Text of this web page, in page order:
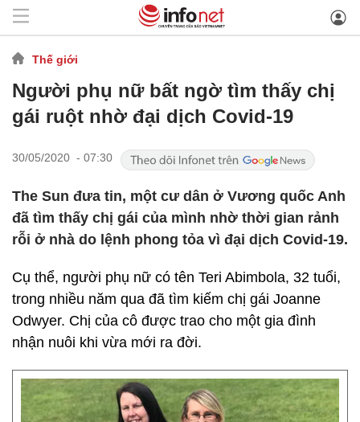
Thế giới
Người phụ nữ bất ngờ tìm thấy chị
gái ruột nhờ đại dịch Covid-19
30/05/2020 - 07:30
The Sun đưa tin, một cư dân ở Vương quốc Anh
đã tìm thấy chị gái của mình nhờ thời gian rảnh
rỗi ở nhà do lệnh phong tỏa vì đại dịch Covid-19.
Cụ thể, người phụ nữ có tên Teri Abimbola, 32 tuổi,
trong nhiều năm qua đã tìm kiếm chị gái Joanne
Odwyer. Chị của cô được trao cho một gia đình
nhận nuôi khi vừa mới ra đời.